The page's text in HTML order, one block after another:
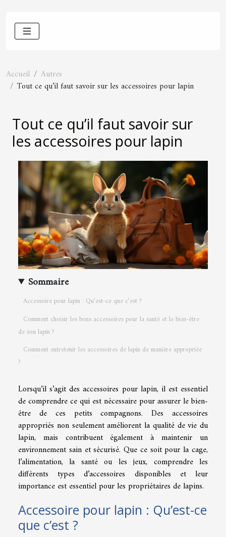
Accueil
Autres
Tout ce qu’il faut savoir sur les accessoires pour lapin
Tout ce qu’il faut savoir sur
les accessoires pour lapin
Sommaire
Accessoire pour lapin : Qu’est-ce que c’est ?
Comment choisir les bons accessoires pour la santé et le bien-être
de son lapin ?
Comment entretenir les accessoires de lapin de manière appropriée
?
Lorsqu’il s’agit des accessoires pour lapin, il est essentiel
de comprendre ce qui est nécessaire pour assurer le bien-
être de ces petits compagnons. Des accessoires
appropriés non seulement améliorent la qualité de vie du
lapin, mais contribuent également à maintenir un
environnement sain et sécurisé. Que ce soit pour la cage,
l’alimentation, la santé ou les jeux, comprendre les
différents types d’accessoires disponibles et leur
importance est essentiel pour les propriétaires de lapins.
Accessoire pour lapin : Qu’est-ce
que c’est ?